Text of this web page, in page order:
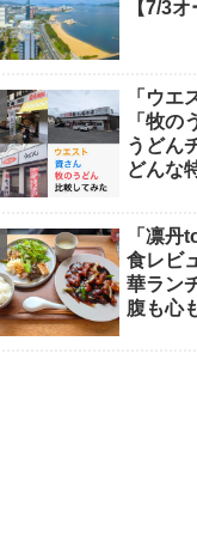
【7/3オ
「ウエ
「牧の
うどん
どんな
「凛丹
食レビ
華ラン
腹も心